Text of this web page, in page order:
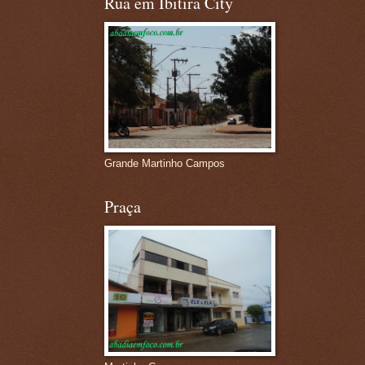
Grande Martinho Campos
Praça